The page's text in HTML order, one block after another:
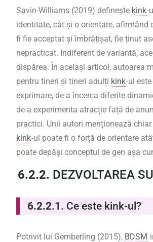
Savin-Williams (2019) definește kink-
identitate, cât și o orientare, afirmând
fi fie acceptat și îmbrățișat, fie ținut
nepracticat. Indiferent de variantă,
dispărea. În același articol, autoarea
pentru tineri și tineri adulți kink-ul
exprimare, de a încerca diferite
de a experimenta atracție față de
practici. Unii autori menționează
kink-ul poate fi o forță de orientare
poate depăși conceptul de gen așa
6.2.2. DEZVOLTAREA
6.2.2.1. Ce este kink-ul?
Potrivit lui Gemberling (2015), BDSM